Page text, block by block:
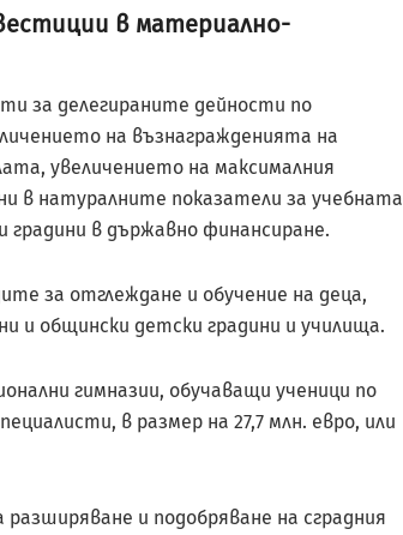
в материално-
за делегираните дейности по
на възнагражденията на
увеличението на максималния
в натуралните показатели за учебната
градини в държавно финансиране.
за отглеждане и обучение на деца,
и общински детски градини и училища.
гимназии, обучаващи ученици по
в размер на 27,7 млн. евро, или
и подобряване на сградния